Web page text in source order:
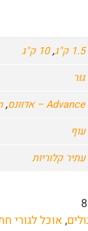
1.5 ק"ג ,10 ק"ג
גור
Advance – אדוונס ,
עוף
עתיר קלוריות
,אוכל לגורי